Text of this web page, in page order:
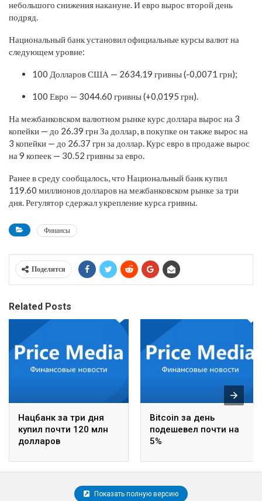
небольшого снижения накануне. И евро вырос второй день
подряд.
Национальный банк установил официальные курсы валют на
следующем уровне:
100 Долларов США — 2634.19 гривны (-0,0071 грн);
100 Евро — 3044.60 гривны (+0,0195 грн).
На межбанковском валютном рынке курс доллара вырос на 3
копейки — до 26.39 грн За доллар, в покупке он также вырос на
3 копейки — до 26.37 грн за доллар. Курс евро в продаже вырос
на 9 копеек — 30.52 гривны за евро.
Ранее в среду сообщалось, что Национальный банк купил
119.60 миллионов долларов на межбанковском рынке за три
дня. Регулятор сдержал укрепление курса гривны.
Финансы
Поделится
Related Posts
Нацбанк за три дня
купил почти 120 млн
долларов
Bitcoin за день
подешевел почти на
5%
Показать полную версию